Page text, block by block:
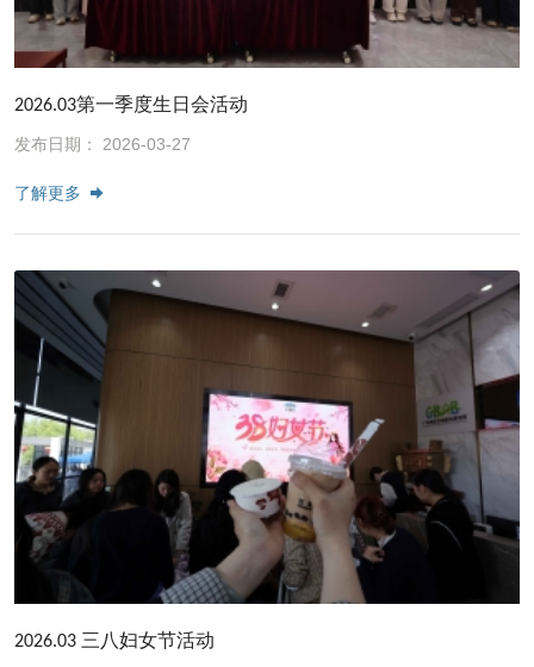
2026.03第一季度生日会活动
发布日期： 2026-03-27
了解更多
2026.03 三八妇女节活动